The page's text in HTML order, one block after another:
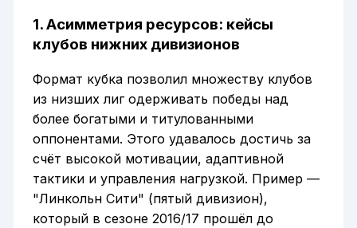
1. Асимметрия ресурсов: кейсы
клубов нижних дивизионов
Формат кубка позволил множеству клубов
из низших лиг одерживать победы над
более богатыми и титулованными
оппонентами. Этого удавалось достичь за
счёт высокой мотивации, адаптивной
тактики и управления нагрузкой. Пример —
"Линкольн Сити" (пятый дивизион),
который в сезоне 2016/17 прошёл до